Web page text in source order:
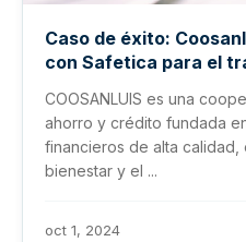
Caso de éxito:
con Safetica para el
COOSANLUIS es una
ahorro y crédito fundada
financieros de alta
bienestar y el ...
oct 1, 2024